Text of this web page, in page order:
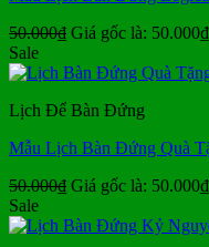
50.000₫ Giá gốc là:
Sale
Lịch Để Bàn Đứng
Mẫu Lịch Bàn Đứng Quà
50.000₫ Giá gốc là:
Sale